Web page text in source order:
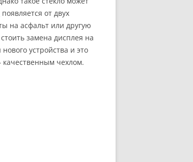
появляется от двух
на асфальт или другую
замена дисплея на
устройства и это
качественным чехлом.